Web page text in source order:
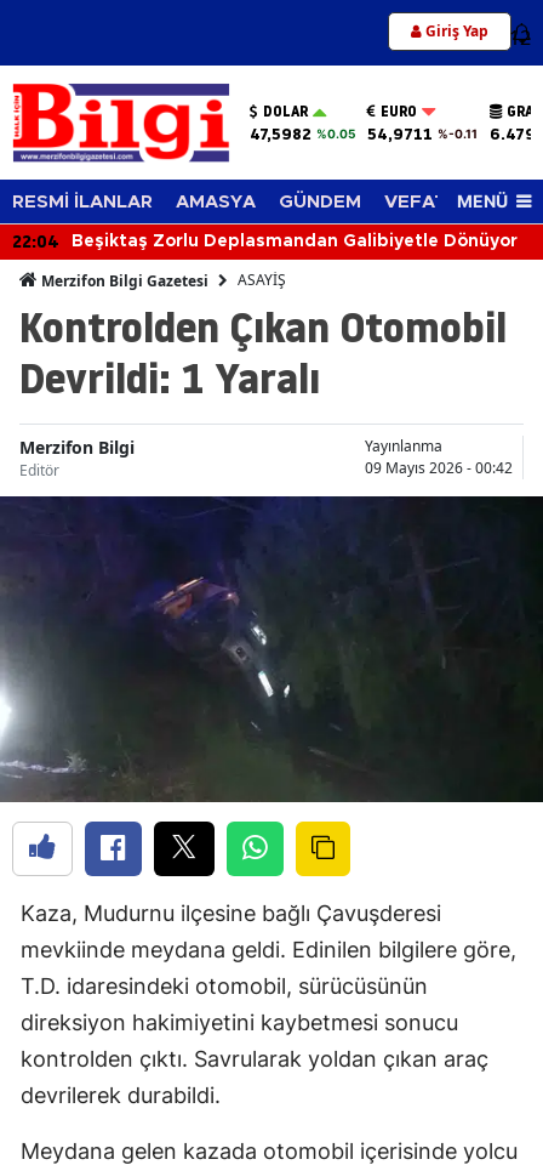
Giriş Yap 12
DOLAR
47,5982 %0.05
EURO
54,9711 %-0.11
RESMİ İLANLAR AMASYA GÜNDEM VEFAT EDENLER
MENÜ
22:04 Beşiktaş Zorlu Deplasmandan Galibiyetle Dönüyor
Merzifon Bilgi Gazetesi ASAYİŞ
Kontrolden Çıkan Otomobil
Devrildi: 1 Yaralı
Merzifon Bilgi
Editör
Yayınlanma
09 Mayıs 2026 - 00:42
Kaza, Mudurnu ilçesine bağlı Çavuşderesi
mevkiinde meydana geldi. Edinilen bilgilere göre,
T.D. idaresindeki otomobil, sürücüsünün
direksiyon hakimiyetini kaybetmesi sonucu
kontrolden çıktı. Savrularak yoldan çıkan araç
devrilerek durabildi.
Meydana gelen kazada otomobil içerisinde yolcu